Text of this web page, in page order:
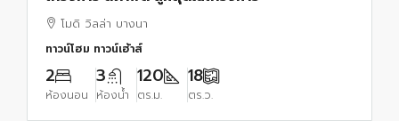
โมดิ วิลล่า บางนา
ทาวน์โฮม ทาวน์เฮ้าส์
2
ห้องนอน
3
ห้องน้ำ
120
ตร.ม.
18
ตร.ว.